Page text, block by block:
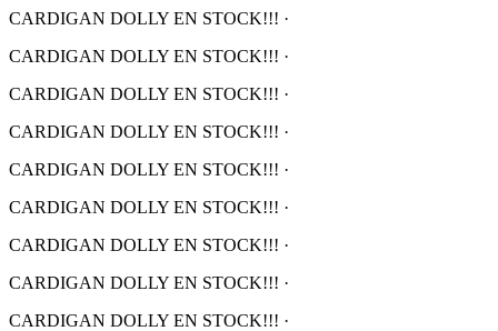
CARDIGAN DOLLY EN STOCK!!! ·
CARDIGAN DOLLY EN STOCK!!! ·
CARDIGAN DOLLY EN STOCK!!! ·
CARDIGAN DOLLY EN STOCK!!! ·
CARDIGAN DOLLY EN STOCK!!! ·
CARDIGAN DOLLY EN STOCK!!! ·
CARDIGAN DOLLY EN STOCK!!! ·
CARDIGAN DOLLY EN STOCK!!! ·
CARDIGAN DOLLY EN STOCK!!! ·